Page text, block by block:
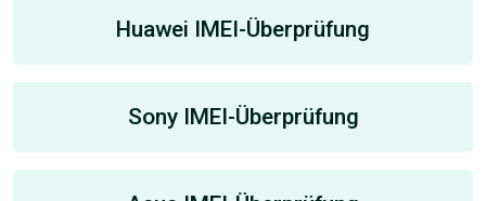
Huawei IMEI-Überprüfung
Sony IMEI-Überprüfung